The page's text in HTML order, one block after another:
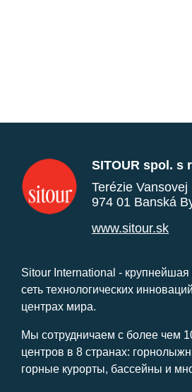
SITOUR spol. s
Terézie Vansovej
974 01 Banská
www.sitour.sk
Sitour International - крупнейшая
сеть технологических
центрах мира.
Мы сотрудничаем с более чем
центров в 8 странах:
горные курорты, бассейны и